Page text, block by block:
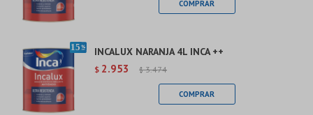
INCALUX NARANJA 4L INCA ++
$ 2.953 $ 3.474